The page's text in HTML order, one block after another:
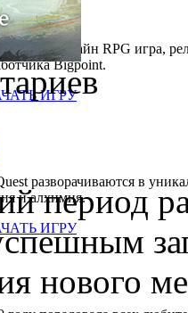
онлайн RPG игра,
Bigpoint.
ИГРУ
разворачиваются в
и алхимия.
ИГРУ
период
нового